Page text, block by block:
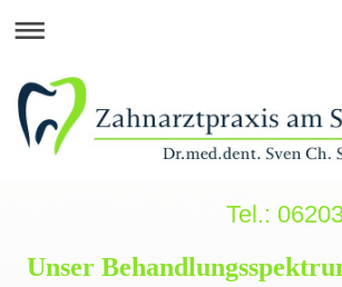
Tel.:
Unser